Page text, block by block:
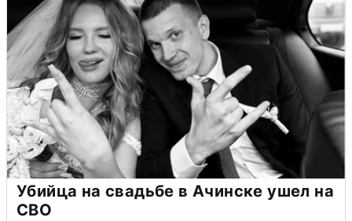
Убийца на свадьбе в Ачинске ушел на
СВО